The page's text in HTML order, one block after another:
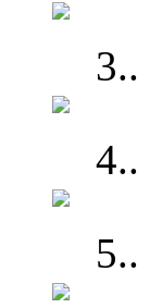
3..
4..
5..